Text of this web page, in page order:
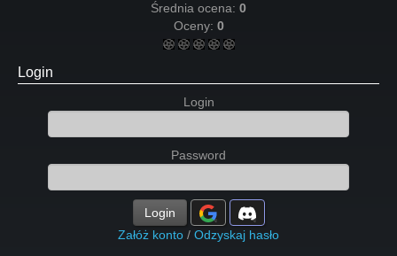
Średnia ocena: 0
Oceny: 0
Login
Login
Password
Login
Załóż konto / Odzyskaj hasło